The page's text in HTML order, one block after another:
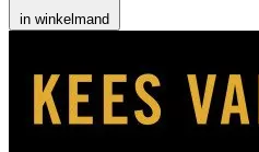
in winkelmand